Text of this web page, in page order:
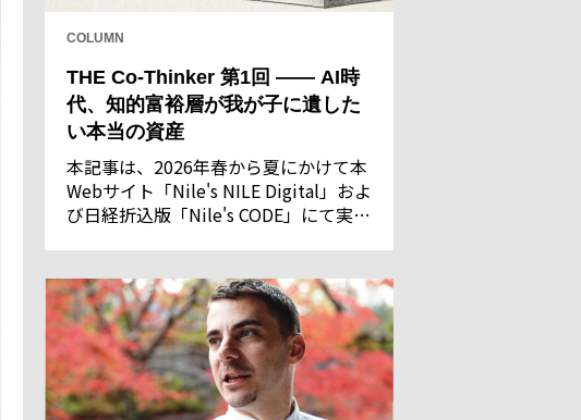
COLUMN
THE Co-Thinker 第1回 —— AI時
代、知的富裕層が我が子に遺した
い本当の資産
本記事は、2026年春から夏にかけて本
Webサイト「Nile's NILE Digital」およ
び日経折込版「Nile's CODE」にて実施